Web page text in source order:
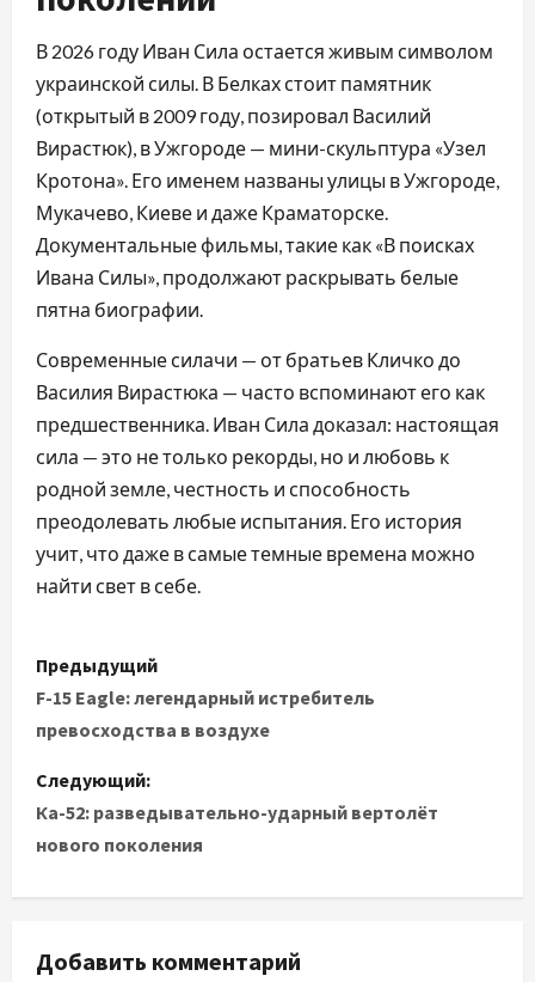
В 2026 году Иван Сила остается живым символом
украинской силы. В Белках стоит памятник
(открытый в 2009 году, позировал Василий
Вирастюк), в Ужгороде — мини-скульптура «Узел
Кротона». Его именем названы улицы в Ужгороде,
Мукачево, Киеве и даже Краматорске.
Документальные фильмы, такие как «В поисках
Ивана Силы», продолжают раскрывать белые
пятна биографии.
Современные силачи — от братьев Кличко до
Василия Вирастюка — часто вспоминают его как
предшественника. Иван Сила доказал: настоящая
сила — это не только рекорды, но и любовь к
родной земле, честность и способность
преодолевать любые испытания. Его история
учит, что даже в самые темные времена можно
найти свет в себе.
Н
а
в
и
г
а
ц
Предыдущий
F-15 Eagle: легендарный истребитель
превосходства в воздухе
Следующий:
Ка-52: разведывательно-ударный вертолёт
нового поколения
Добавить комментарий